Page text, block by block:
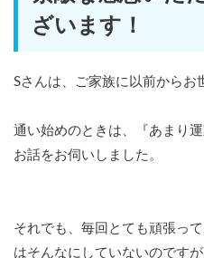
ざいます！
Sさんは、ご家族に以前からお
通い始めのときは、『あまり
お話をお伺いしました。
それでも、毎回とても頑張っ
はそんなにしていないのですが